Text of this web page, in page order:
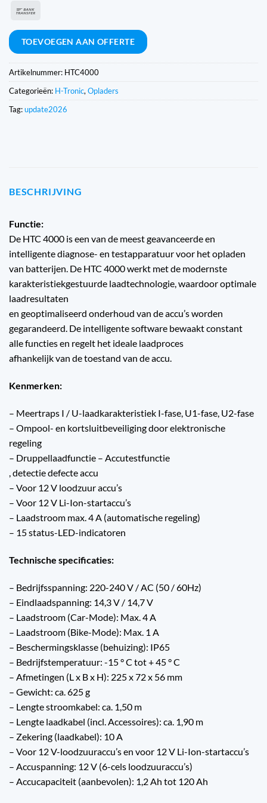
TOEVOEGEN AAN OFFERTE
Artikelnummer: HTC4000
Categorieën: H-Tronic, Opladers
Tag:update2026
BESCHRIJVING
Functie:
De HTC 4000 is een van de meest geavanceerde en
intelligente diagnose- en testapparatuur voor het opladen
van batterijen. De HTC 4000 werkt met de modernste
karakteristiekgestuurde laadtechnologie, waardoor optimale
laadresultaten
en geoptimaliseerd onderhoud van de accu’s worden
gegarandeerd. De intelligente software bewaakt constant
alle functies en regelt het ideale laadproces
afhankelijk van de toestand van de accu.
Kenmerken:
– Meertraps I / U-laadkarakteristiek I-fase, U1-fase, U2-fase
– Ompool- en kortsluitbeveiliging door elektronische
regeling
– Druppellaadfunctie – Accutestfunctie
, detectie defecte accu
– Voor 12 V loodzuur accu’s
– Voor 12 V Li-Ion-startaccu’s
– Laadstroom max. 4 A (automatische regeling)
– 15 status-LED-indicatoren
Technische specificaties:
– Bedrijfsspanning: 220-240 V / AC (50 / 60Hz)
– Eindlaadspanning: 14,3 V / 14,7 V
– Laadstroom (Car-Mode): Max. 4 A
– Laadstroom (Bike-Mode): Max. 1 A
– Beschermingsklasse (behuizing): IP65
– Bedrijfstemperatuur: -15 ° C tot + 45 ° C
– Afmetingen (L x B x H): 225 x 72 x 56 mm
– Gewicht: ca. 625 g
– Lengte stroomkabel: ca. 1,50 m
– Lengte laadkabel (incl. Accessoires): ca. 1,90 m
– Zekering (laadkabel): 10 A
– Voor 12 V-loodzuuraccu’s en voor 12 V Li-Ion-startaccu’s
– Accuspanning: 12 V (6-cels loodzuuraccu’s)
– Accucapaciteit (aanbevolen): 1,2 Ah tot 120 Ah